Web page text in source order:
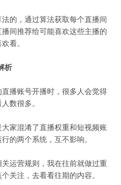
的，通过算法获取每个直播间
间推荐给可能喜欢这些主播的
看。
析
播账号开播时，很多人会觉得
数很多。
家混淆了直播权重和短视频账
的两个系统，互不影响。
运营规则，我在往前就做过重
关注，去看看往期的内容。